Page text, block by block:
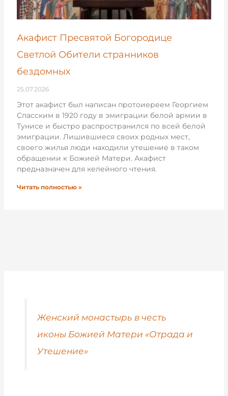
Акафист Пресвятой Богородице
Светлой Обители странников
бездомных
25.07.2026
Этот акафист был написан протоиереем Георгием
Спасским в 1920 году в эмиграции белой армии в
Тунисе и быстро распространился по всей белой
эмиграции. Лишившиеся своих родных мест,
своего жилья люди находили утешение в таком
обращении к Божией Матери. Акафист
предназначен для келейного чтения.
Читать полностью »
Женский монастырь в честь
иконы Божией Матери «Отрада и
Утешение»